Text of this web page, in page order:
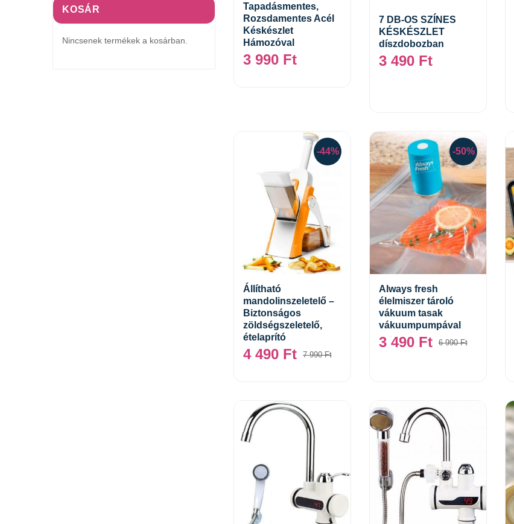
Kosárba teszem
Tapadásmentes,
Rozsdamentes Acél
Késkészlet
Hámozóval
3 990 Ft
Kosárba teszem
7 DB-OS SZÍNES
KÉSKÉSZLET
díszdobozban
3 490 Ft
-44%
Kosárba teszem
Állítható
mandolinszeletelő –
Biztonságos
zöldségszeletelő,
ételaprító
7 990Ft
4 490 Ft
-50%
Tovább
Always fresh
élelmiszer tároló
vákuum tasak
vákuumpumpával
6 990Ft
3 490 Ft
KOSÁR
Nincsenek termékek a kosárban.